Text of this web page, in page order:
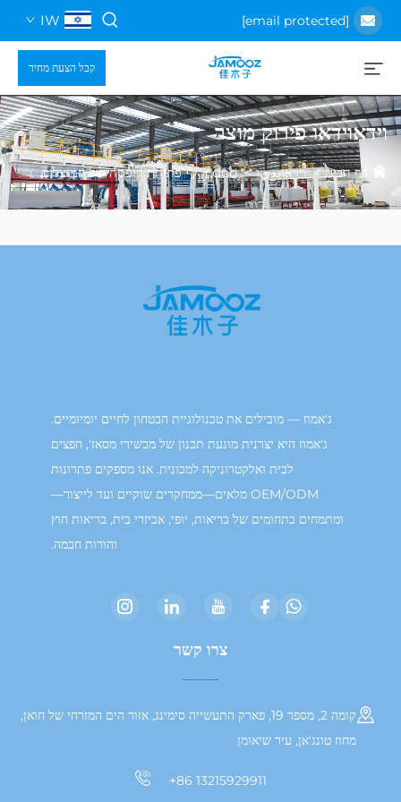
IW
קבל הצעת מחיר
פירוק מוצר
> וידאוيديו>ヴィdeo פתיחת קופסה של המוצרים
ג'אמוז — מובילים את טכנולוגיית הבטחון לחיים יומיומיים.
ג'אמוז היא יצרנית מונעת תכנון של מכשירי מסאז', חפצים
לבית ואלקטרוניקה למכונית. אנו מספקים פתרונות
OEM/ODM מלאים—ממחקרים שוקיים ועד לייצור—
בתחומים של בריאות, יופי, אביזרי בית, בריאות חוץ
והורות חכמה.
קומה 2, מספר 19, פארק התעשייה סימינג, אזור הים המזרחי של חואן,
טונג'אן, עיר שיאומן
+86 13215929911